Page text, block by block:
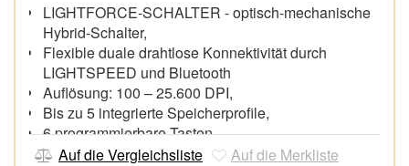
LIGHTFORCE-SCHALTER - optisch-mechanische
Hybrid-Schalter,
Flexible duale drahtlose Konnektivität durch
LIGHTSPEED und Bluetooth
Auflösung: 100 – 25.600 DPI,
Bis zu 5 integrierte Speicherprofile,
6 programmierbare Tasten,
Anpassen und Optimieren mit G Hub,
Auf die Vergleichsliste Auf die Merkliste